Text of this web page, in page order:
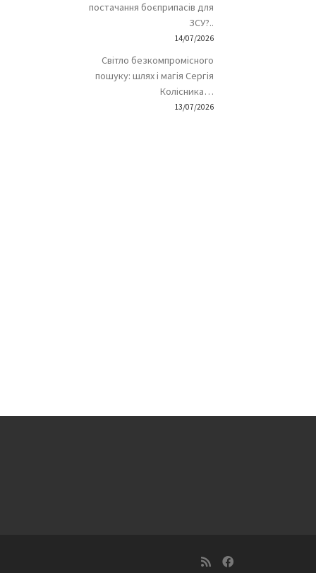
постачання боєприпасів для
ЗСУ?..
14/07/2026
Світло безкомпромісного
пошуку: шлях і магія Сергія
Колісника…
13/07/2026